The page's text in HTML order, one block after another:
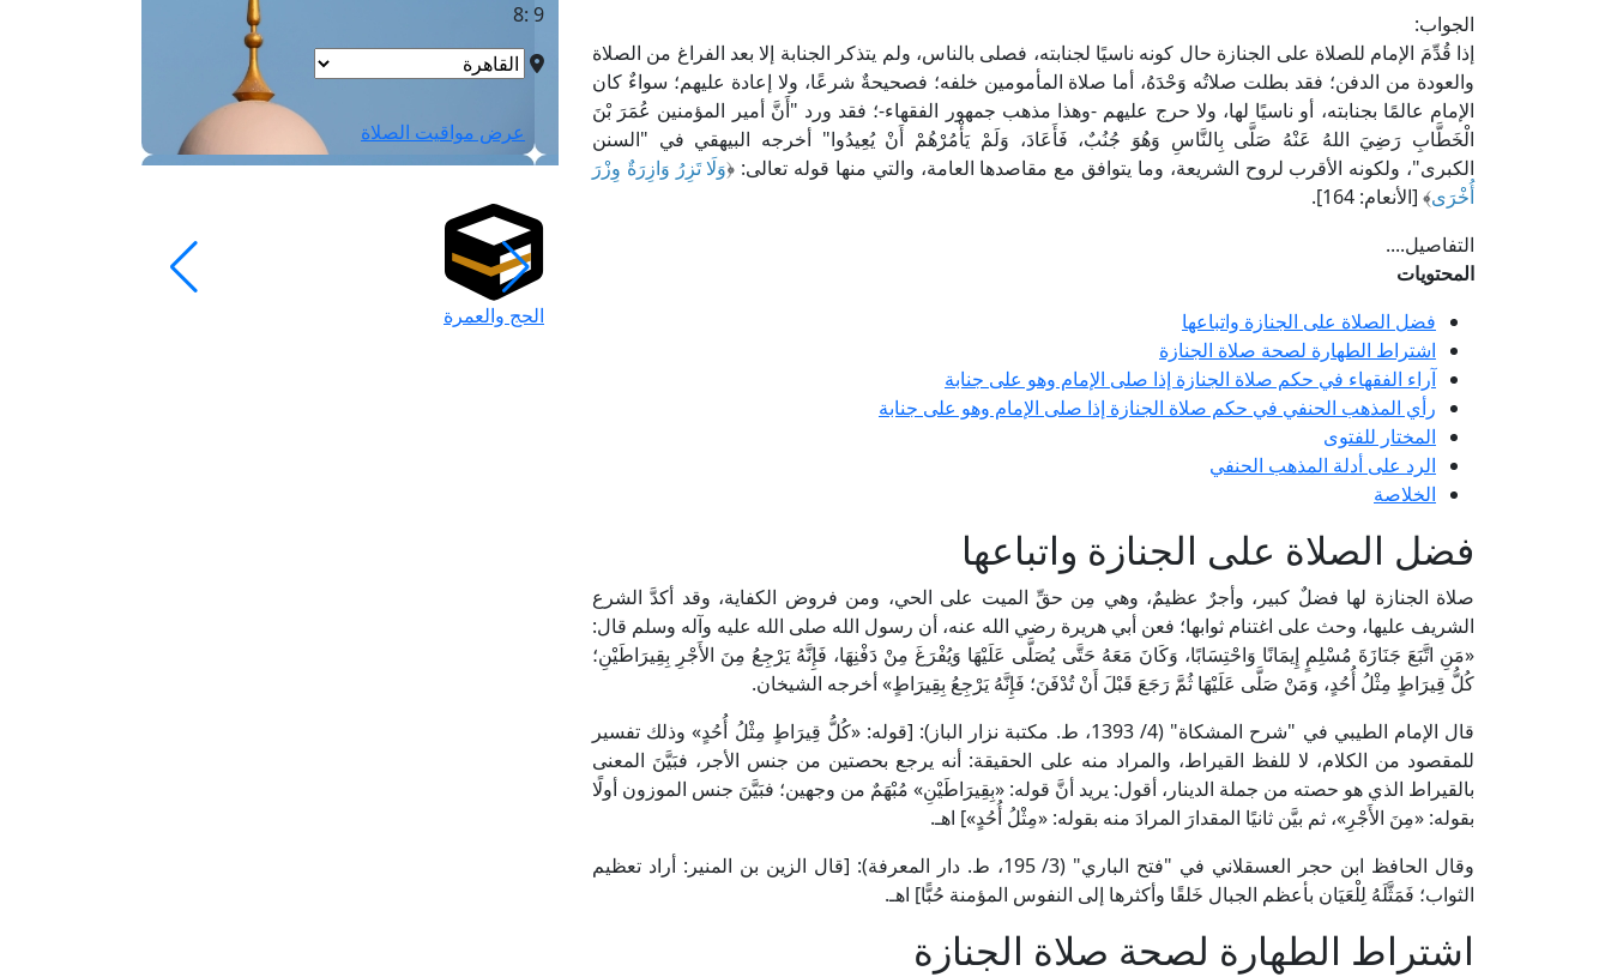
الجواب:
إذا قُدِّمَ الإمام للصلاة على الجنازة حال كونه ناسيًا لجنابته، فصلى بالناس، ولم يتذكر الجنابة إلا بعد الفراغ من الصلاة
والعودة من الدفن؛ فقد بطلت صلاتُه وَحْدَهُ، أما صلاة المأمومين خلفه؛ فصحيحةٌ شرعًا، ولا إعادة عليهم؛ سواءٌ كان
الإمام عالمًا بجنابته، أو ناسيًا لها، ولا حرج عليهم -وهذا مذهب جمهور الفقهاء-؛ فقد ورد "أَنَّ أمير المؤمنين عُمَرَ بْنَ
الْخَطَّابِ رَضِيَ اللهُ عَنْهُ صَلَّى بِالنَّاسِ وَهُوَ جُنُبٌ، فَأَعَادَ، وَلَمْ يَأْمُرْهُمْ أَنْ يُعِيدُوا" أخرجه البيهقي في "السنن
الكبرى"، ولكونه الأقرب لروح الشريعة، وما يتوافق مع مقاصدها العامة، والتي منها قوله تعالى: ﴿وَلَا تَزِرُ وَازِرَةٌ وِزْرَ
أُخْرَى﴾ [الأنعام: 164].
التفاصيل....
المحتويات
فضل الصلاة على الجنازة واتباعها
اشتراط الطهارة لصحة صلاة الجنازة
آراء الفقهاء في حكم صلاة الجنازة إذا صلى الإمام وهو على جنابة
رأي المذهب الحنفي في حكم صلاة الجنازة إذا صلى الإمام وهو على جنابة
المختار للفتوى
الرد على أدلة المذهب الحنفي
الخلاصة
فضل الصلاة على الجنازة واتباعها
صلاة الجنازة لها فضلٌ كبير، وأجرٌ عظيمٌ، وهي مِن حقِّ الميت على الحي، ومن فروض الكفاية، وقد أكدَّ الشرع
الشريف عليها، وحث على اغتنام ثوابها؛ فعن أبي هريرة رضي الله عنه، أن رسول الله صلى الله عليه وآله وسلم قال:
«مَنِ اتَّبَعَ جَنَازَةَ مُسْلِمٍ إِيمَانًا وَاحْتِسَابًا، وَكَانَ مَعَهُ حَتَّى يُصَلَّى عَلَيْهَا وَيُفْرَغَ مِنْ دَفْنِهَا، فَإِنَّهُ يَرْجِعُ مِنَ الأَجْرِ بِقِيرَاطَيْنِ؛
كُلُّ قِيرَاطٍ مِثْلُ أُحُدٍ، وَمَنْ صَلَّى عَلَيْهَا ثُمَّ رَجَعَ قَبْلَ أَنْ تُدْفَنَ؛ فَإِنَّهُ يَرْجِعُ بِقِيرَاطٍ» أخرجه الشيخان.
قال الإمام الطيبي في "شرح المشكاة" (4/ 1393، ط. مكتبة نزار الباز): [قوله: «كُلُّ قِيرَاطٍ مِثْلُ أُحُدٍ» وذلك تفسير
للمقصود من الكلام، لا للفظ القيراط، والمراد منه على الحقيقة: أنه يرجع بحصتين من جنس الأجر، فبَيَّنَ المعنى
بالقيراط الذي هو حصته من جملة الدينار، أقول: يريد أنَّ قوله: «بِقِيرَاطَيْنِ» مُبْهَمٌ من وجهين؛ فبَيَّنَ جنس الموزون أولًا
بقوله: «مِنَ الأَجْرِ»، ثم بيَّن ثانيًا المقدارَ المرادَ منه بقوله: «مِثْلُ أُحُدٍ»] اهـ.
وقال الحافظ ابن حجر العسقلاني في "فتح الباري" (3/ 195، ط. دار المعرفة): [قال الزين بن المنير: أراد تعظيم
الثواب؛ فَمَثَّلَهُ لِلْعَيَان بأعظم الجبال خَلقًا وأكثرها إلى النفوس المؤمنة حُبًّا] اهـ.
اشتراط الطهارة لصحة صلاة الجنازة
9 :8
عرض مواقيت الصلاة
الحج والعمرة